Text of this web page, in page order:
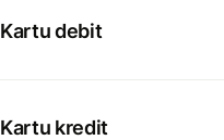
Kartu debit
Kartu kredit